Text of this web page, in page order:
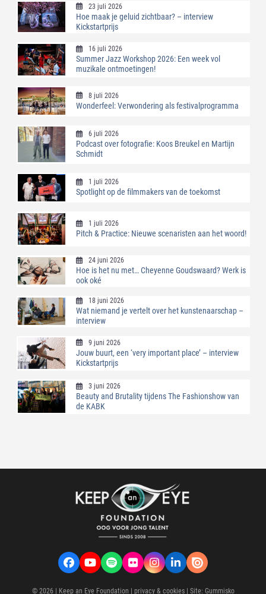
23 juli 2026
Hoe maak je geluid zichtbaar? – interview
Kickstartprijs
16 juli 2026
Summer Jazz Workshop 2026: Een week vol
muzikale ontmoetingen!
8 juli 2026
Wonderfeel: Verwondering als festivalprogramma
6 juli 2026
Podcast over fotografie: Koos Breukel en Martijn
Schmidt
1 juli 2026
Spotlight op de filmmakers van de toekomst
1 juli 2026
Pitch & Practice: Nieuwe scenaristen aan het woord!
24 juni 2026
Hoe is het nu met… Cheyenne Goudswaard? Werk is
ook oké
18 juni 2026
Wat niemand je vertelt over het kunstenaarschap –
interview
9 juni 2026
Jouw buurt, een ‘very important place’ – interview
Kickstartprijs
3 juni 2026
Beauty and Brutality tijdens The Fashionshow van
de KABK
Facebook
YouTubeSpotifyFlickrInstagram
LinkedIn
VK
© 2026 | Keep an Eye Foundation | privacy & cookies| Site: Gummisko